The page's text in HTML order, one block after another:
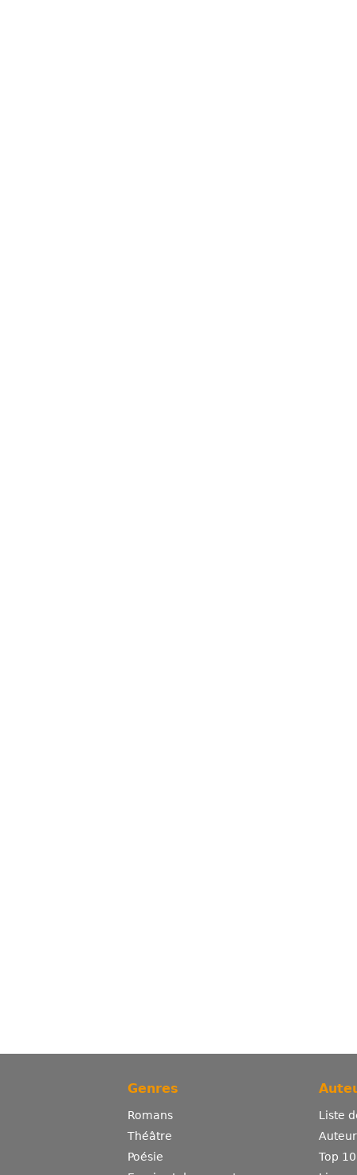
Genres
Romans
Théâtre
Poésie
Liste
Top